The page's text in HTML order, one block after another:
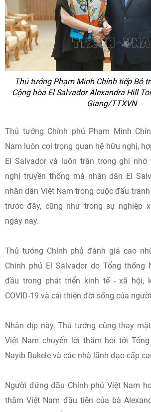
Thủ tướng Phạm Minh Chính tiếp Bộ
Cộng hòa El Salvador Alexandra Hill
Giang/TTXVN
Thủ tướng Chính phủ Phạm Minh
Nam luôn coi trọng quan hệ hữu nghị,
El Salvador và luôn trân trọng ghi nhớ
nghị truyền thống mà nhân dân El
nhân dân Việt Nam trong cuộc đấu
trước đây, cũng như trong sự nghiệp
ngày nay.
Thủ tướng Chính phủ đánh giá cao
Chính phủ El Salvador do Tổng thống
đầu trong phát triển kinh tế - xã hội,
COVID-19 và cải thiện đời sống của
Nhân dịp này, Thủ tướng cũng thay
Việt Nam chuyển lời thăm hỏi tới
Nayib Bukele và các nhà lãnh đạo cấp
Người đứng đầu Chính phủ Việt Nam
thăm Việt Nam đầu tiên của bà